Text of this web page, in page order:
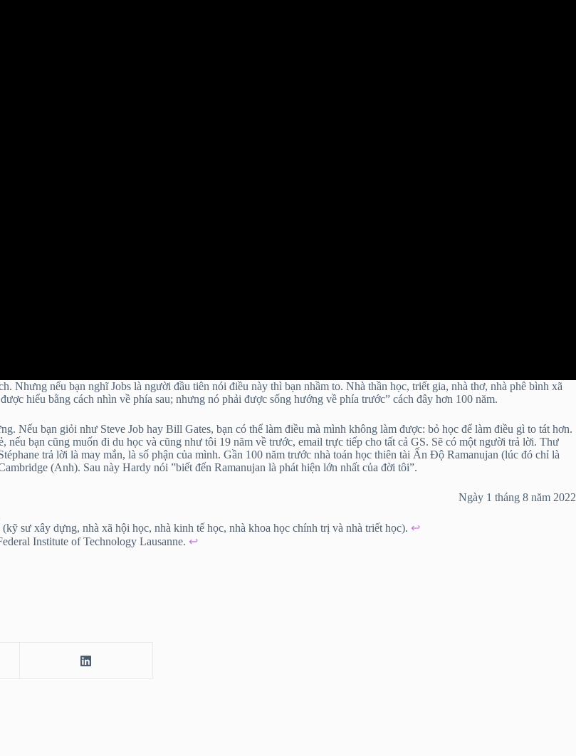
Nhưng nếu bạn nghĩ Jobs là người đầu tiên nói điều này thì bạn nhầm to. Nhà thần học, triết gia, nhà thơ, nhà phê bình xã
hiểu bằng cách nhìn về phía sau; nhưng nó phải được sống hướng về phía trước” cách đây hơn 100 năm.
Nếu bạn giỏi như Steve Job hay Bill Gates, bạn có thể làm điều mà mình không làm được: bỏ học để làm điều gì to tát hơn.
bạn cũng muốn đi du học và cũng như tôi 19 năm về trước, email trực tiếp cho tất cả GS. Sẽ có một người trả lời. Thư
trả lời là may mắn, là số phận của mình. Gần 100 năm trước nhà toán học thiên tài Ấn Độ Ramanujan (lúc đó chỉ là
(Anh). Sau này Hardy nói ”biết đến Ramanujan là phát hiện lớn nhất của đời tôi”.
Ngày 1 tháng 8 năm 2022
sư xây dựng, nhà xã hội học, nhà kinh tế học, nhà khoa học chính trị và nhà triết học). ↩︎
Institute of Technology Lausanne. ↩︎